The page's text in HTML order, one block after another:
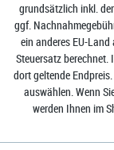
grundsätzlich inkl.
ggf.
ein anderes EU-
Steuersatz berechnet.
dort geltende
auswählen. Wenn
werden Ihnen im